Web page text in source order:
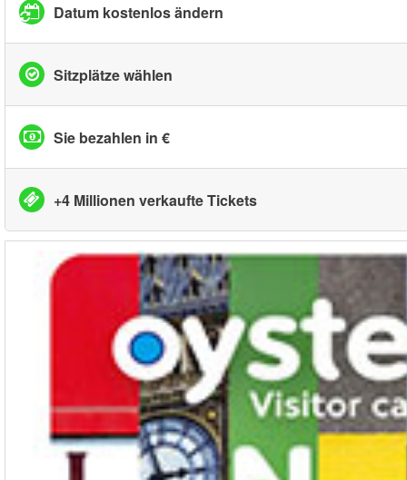
Datum kostenlos ändern
Sitzplätze wählen
Sie bezahlen in €
+4 Millionen verkaufte Tickets